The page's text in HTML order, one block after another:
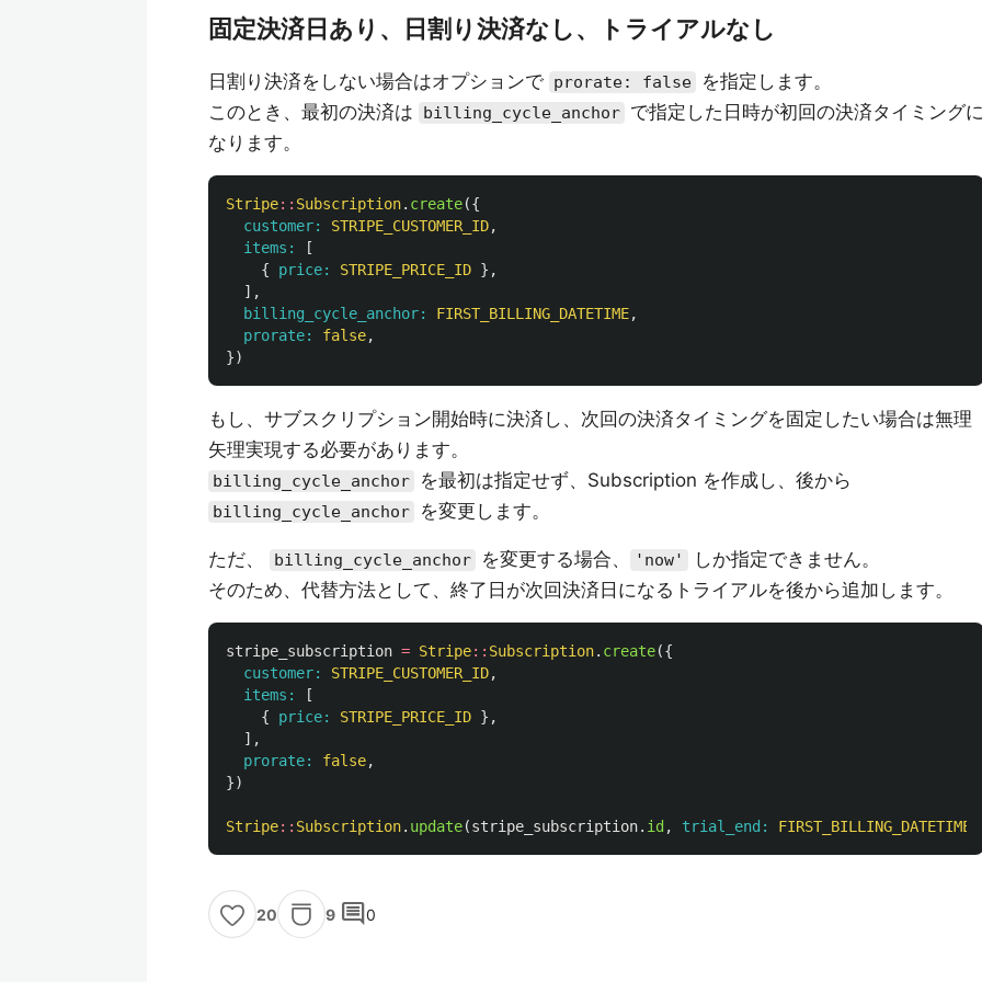
固定決済日あり、日割り決済なし、トライアルなし
日割り決済をしない場合はオプションで prorate: false
を指定します。
このとき、最初の決済は
billing_cycle_anchor で指定した日時が初回の決済タイミング
なります。
Stripe:: Subscription. create({
customer: STRIPE_CUSTOMER_ID,
items:
[
{
price: STRIPE_PRICE_ID },
],
billing_cycle_anchor: FIRST_BILLING_DATETIME,
prorate: false,
})
もし、サブスクリプション開始時に決済し、次回の決済タイミングを固定したい場合は無理
矢理実現する必要があります。
billing_cycle_anchor を最初は指定せず、Subscription を作成し、後から
billing_cycle_anchor を変更します。
ただ、 billing_cycle_anchor を変更する場合、 'now'
しか指定できません。
そのため、代替方法として、終了日が次回決済日になるトライアルを後から追加します。
stripe_subscription = Stripe:: Subscription. create({
customer: STRIPE_CUSTOMER_ID,
items:
[
{
price: STRIPE_PRICE_ID },
],
prorate: false,
})
Stripe:: Subscription. update(stripe_subscription. id , trial_end: FIRST_BILLING_DATETIME
20 9 comment0